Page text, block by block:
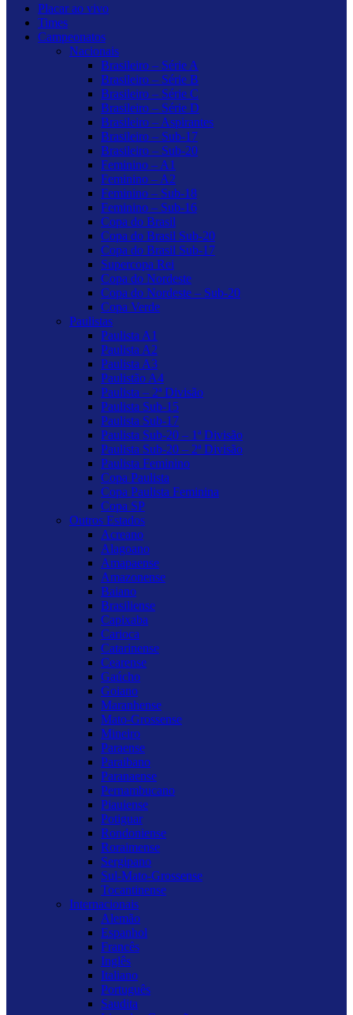
Placar ao vivo
Times
Campeonatos
Nacionais
Brasileiro – Série A
Brasileiro – Série B
Brasileiro – Série C
Brasileiro – Série D
Brasileiro – Aspirantes
Brasileiro – Sub-17
Brasileiro – Sub-20
Feminino – A1
Feminino – A2
Feminino – Sub-18
Feminino – Sub-16
Copa do Brasil
Copa do Brasil Sub-20
Copa do Brasil Sub-17
Supercopa Rei
Copa do Nordeste
Copa do Nordeste – Sub-20
Copa Verde
Paulistas
Paulista A1
Paulista A2
Paulista A3
Paulistão A4
Paulista – 2ª Divisão
Paulista Sub-15
Paulista Sub-17
Paulista Sub-20 – 1ª Divisão
Paulista Sub-20 – 2ª Divisão
Paulista Feminino
Copa Paulista
Copa Paulista Feminina
Copa SP
Outros Estados
Acreano
Alagoano
Amapaense
Amazonense
Baiano
Brasiliense
Capixaba
Carioca
Catarinense
Cearense
Gaúcho
Goiano
Maranhense
Mato-Grossense
Mineiro
Paraense
Paraibano
Paranaense
Pernambucano
Piauiense
Potiguar
Rondoniense
Roraimense
Sergipano
Sul-Mato-Grossense
Tocantinense
Internacionais
Alemão
Espanhol
Francês
Inglês
Italiano
Português
Saudita